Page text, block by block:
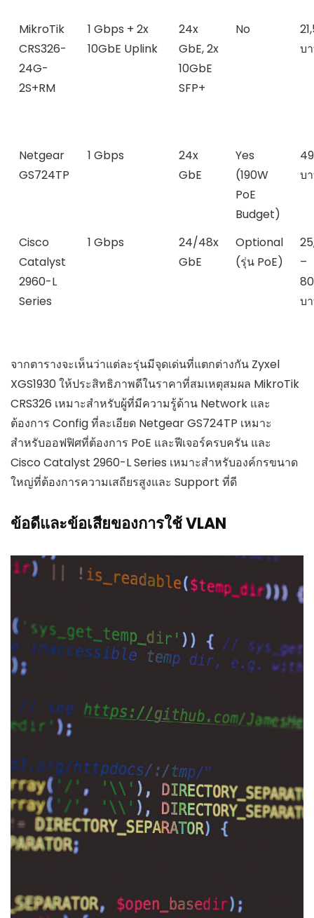
MikroTik
CRS326-
24G-
2S+RM
1 Gbps + 2x
10GbE Uplink
24x
GbE, 2x
10GbE
SFP+
No
บ
Netgear
GS724TP
1 Gbps
24x
GbE
Yes
(190W
PoE
Budget)
บ
Cisco
Catalyst
2960-L
Series
1 Gbps
24/48x
GbE
Optional
(รุ่น PoE)
–
บ
จากตารางจะเห็นว่าแต่ละรุ่นมีจุดเด่นที่แตกต่างกัน Zyxel
XGS1930 ให้ประสิทธิภาพดีในราคาที่สมเหตุสมผล MikroTik
CRS326 เหมาะสำหรับผู้ที่มีความรู้ด้าน Network และ
ต้องการ Config ที่ละเอียด Netgear GS724TP เหมาะ
สำหรับออฟฟิศที่ต้องการ PoE และฟีเจอร์ครบครัน และ
Cisco Catalyst 2960-L Series เหมาะสำหรับองค์กรขนาด
ใหญ่ที่ต้องการความเสถียรสูงและ Support ที่ดี
ข้อดีและข้อเสียของการใช้ VLAN